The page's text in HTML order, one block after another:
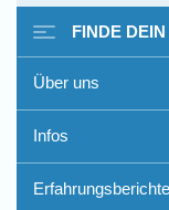
-
FINDE
Über uns
Infos
Erfahrungsberichte